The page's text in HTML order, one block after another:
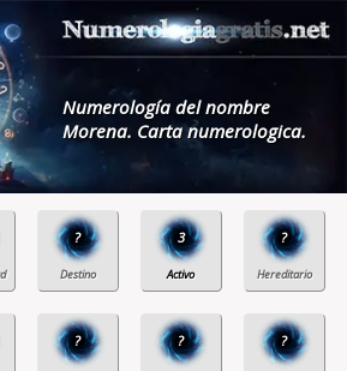
Numerología del nombre
Morena. Carta numerologica.
? 3 ?
? ? ?